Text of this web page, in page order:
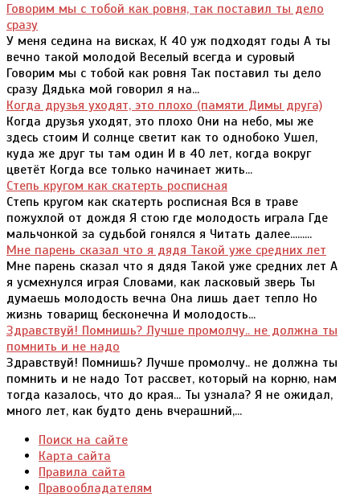
Говорим мы с тобой как ровня, так поставил ты дело
сразу
У меня седина на висках, К 40 уж подходят годы А ты
вечно такой молодой Веселый всегда и суровый
Говорим мы с тобой как ровня Так поставил ты дело
сразу Дядька мой говорил я на...
Когда друзья уходят, это плохо (памяти Димы друга)
Когда друзья уходят, это плохо Они на небо, мы же
здесь стоим И солнце светит как то однобоко Ушел,
куда же друг ты там один И в 40 лет, когда вокруг
цветёт Когда все только начинает жить...
Степь кругом как скатерть росписная
Степь кругом как скатерть росписная Вся в траве
пожухлой от дождя Я стою где молодость играла Где
мальчонкой за судьбой гонялся я Читать далее.........
Мне парень сказал что я дядя Такой уже средних лет
Мне парень сказал что я дядя Такой уже средних лет А
я усмехнулся играя Словами, как ласковый зверь Ты
думаешь молодость вечна Она лишь дает тепло Но
жизнь товарищ бесконечна И молодость...
Здравствуй! Помнишь? Лучше промолчу.. не должна ты
помнить и не надо
Здравствуй! Помнишь? Лучше промолчу.. не должна ты
помнить и не надо Тот рассвет, который на корню, нам
тогда казалось, что до края... Ты узнала? Я не ожидал,
много лет, как будто день вчерашний,...
Поиск на сайте
Карта сайта
Правила сайта
Правообладателям